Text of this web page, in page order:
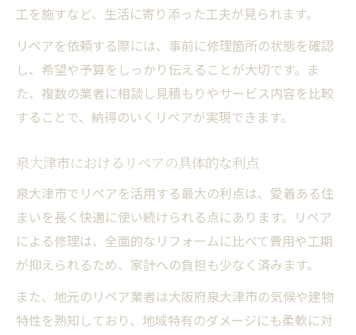
工を施すなど、生活に寄り添った工夫が見られます。
リペアを依頼する際には、事前に修理箇所の状態を確認
し、希望や予算をしっかり伝えることが大切です。ま
た、複数の業者に相談し見積もりやサービス内容を比較
することで、納得のいくリペアが実現できます。
泉大津市におけるリペアの具体的な利点
泉大津市でリペアを活用する最大の利点は、愛着ある住
まいを長く快適に使い続けられる点にあります。リペア
による修理は、全面的なリフォームに比べて費用や工期
が抑えられるため、家計への負担も少なく済みます。
また、地元のリペア業者は大阪府泉大津市の気候や建物
特性を熟知しており、地域特有のダメージにも柔軟に対